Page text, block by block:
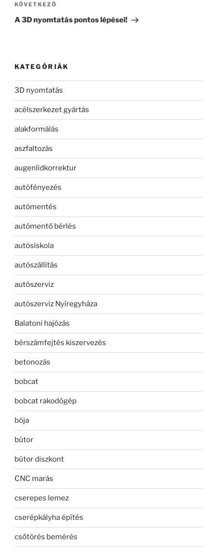
Következő
bejegyzés
KÖVETKEZŐ
A 3D nyomtatás pontos lépései!
KATEGÓRIÁK
3D nyomtatás
acélszerkezet gyártás
alakformálás
aszfaltozás
augenlidkorrektur
autófényezés
autómentés
autómentő bérlés
autósiskola
autószállítás
autószerviz
autószerviz Nyíregyháza
Balatoni hajózás
bérszámfejtés kiszervezés
betonozás
bobcat
bobcat rakodógép
bója
bútor
bútor diszkont
CNC marás
cserepes lemez
cserépkályha építés
csőtörés bemérés